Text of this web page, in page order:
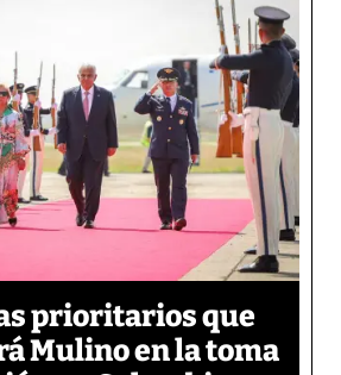
prioritarios que
Mulino en la toma